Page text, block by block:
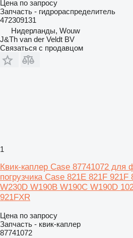
Цена по запросу
Запчасть - гидрораспределитель
472309131
Нидерланды, Wouw
J&Th van der Veldt BV
Связаться с продавцом
1
Квик-каплер Case 87741072 для
погрузчика Case 821E 821F
W230D W190B W190C W190D
921FXR
Цена по запросу
Запчасть - квик-каплер
87741072